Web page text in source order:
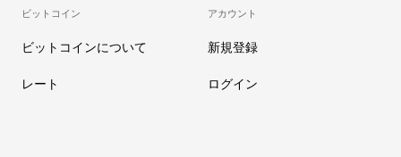
ビットコイン
ビットコインについて
レート
アカウント
新規登録
ログイン